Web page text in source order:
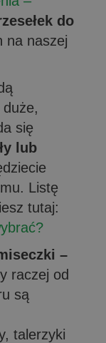
do
na naszej
się
lub
Listę
tutaj:
–
raczej od
są
talerzyki